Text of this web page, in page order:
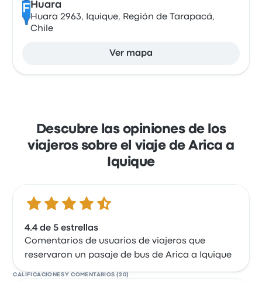
F Huara
Huara 2963, Iquique, Región de Tarapacá,
Chile
Ver mapa
Descubre las opiniones de los
viajeros sobre el viaje de Arica a
Iquique
4.4 de 5 estrellas
4.4 de 5 estrellas
Comentarios de usuarios de viajeros que
reservaron un pasaje de bus de Arica a Iquique
CALIFICACIONES Y COMENTARIOS (20)